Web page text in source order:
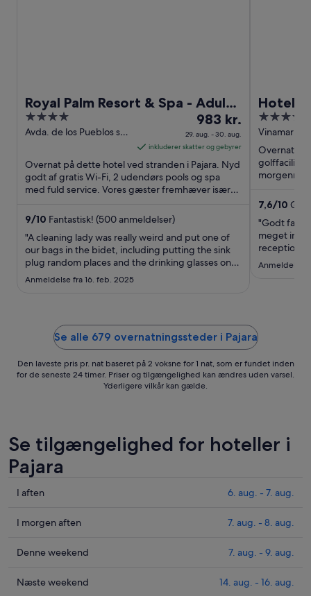
Royal Palm Resort & Spa - Adults
Only
4
out
5
Avda. de los Pueblos sn
Prisen
er
983 kr.
pr.
nat
fra
til
30.
aug.
983 kr.
29. aug. - 30. aug.
inkluderer skatter og gebyrer
Overnat på dette hotel ved stranden i Pajara. Nyd
godt af gratis Wi-Fi, 2 udendørs pools og spa
med fuld service. Vores gæster fremhæver især
9/10 Fantastisk! (500 anmeldelser)
"A cleaning lady was really weird and put one of
our bags in the bidet, including putting the sink
plug random places and the drinking glasses on
the shower grate. We told the reception and they
Anmeldelse fra 16. feb. 2025
Hotel
4
out
of
5
Vinamar s/
Overnat på
...
7,6/10
"Godt
meget
lejligheder."
Anmeldelse
Se alle 679 overnatningssteder i Pajara
Den laveste pris pr. nat baseret på 2 voksne for 1 nat, som er fundet inden
for de seneste 24 timer. Priser og tilgængelighed kan ændres uden varsel.
Yderligere vilkår kan gælde.
Se tilgængelighed for hoteller i
Pajara
Tjek
i
for
aften,
I aften 6. aug. - 7. aug.
Tjek
i
for
I morgen aften 7. aug. - 8. aug.
Tjek
i
Denne weekend 7. aug. - 9. aug.
Tjek
Næste weekend 14. aug. - 16. aug.